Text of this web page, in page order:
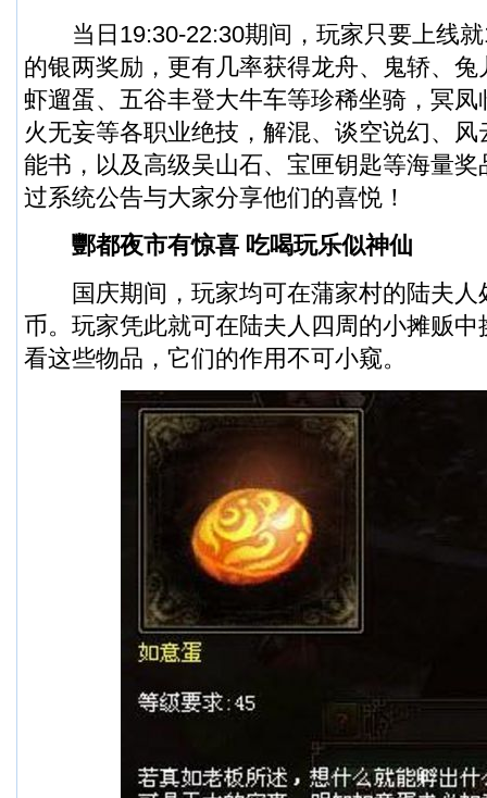
当日19:30-22:30期间，玩家只要上线就
的银两奖励，更有几率获得龙舟、鬼轿、
虾遛蛋、五谷丰登大牛车等珍稀坐骑，冥
火无妄等各职业绝技，解混、谈空说幻、
能书，以及高级吴山石、宝匣钥匙等海量
过系统公告与大家分享他们的喜悦！
酆都夜市有惊喜 吃喝玩乐似神仙
国庆期间，玩家均可在蒲家村的陆夫人
币。玩家凭此就可在陆夫人四周的小摊贩
看这些物品，它们的作用不可小窥。